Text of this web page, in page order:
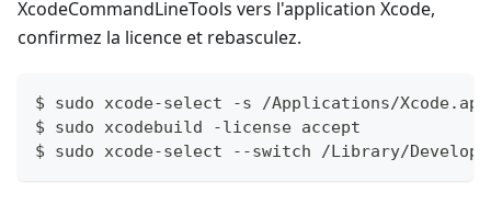
XcodeCommandLineTools vers l'application Xcode,
confirmez la licence et rebasculez.
$ sudo xcode-select -s /Applications/
$ sudo xcodebuild -license accept
$ sudo xcode-select --switch /Library/Developer/